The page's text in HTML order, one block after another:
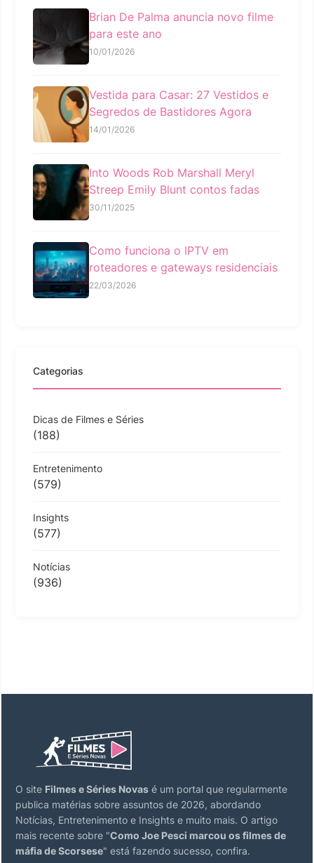
Brian De Palma anuncia novo filme
para este ano
10/01/2026
Vestida para Casar: 27 Vestidos e
Segredos de Bastidores Agora
14/01/2026
Into Woods Rob Marshall Meryl
Streep Emily Blunt contos fadas
30/11/2025
Como funciona o IPTV em
roteadores e gateways residenciais
22/03/2026
Categorias
Dicas de Filmes e Séries
(188)
Entretenimento
(579)
Insights
(577)
Notícias
(936)
O site Filmes e Séries Novas é um portal que regularmente
publica matérias sobre assuntos de 2026, abordando
Notícias, Entretenimento e Insights e muito mais. O artigo
mais recente sobre "Como Joe Pesci marcou os filmes de
máfia de Scorsese" está fazendo sucesso, confira.